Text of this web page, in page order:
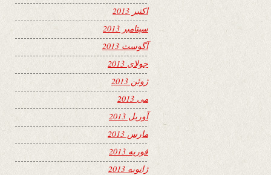
اکتبر 2013
سپتامبر 2013
آگوست 2013
جولای 2013
ژوئن 2013
می 2013
آوریل 2013
مارس 2013
فوریه 2013
ژانویه 2013